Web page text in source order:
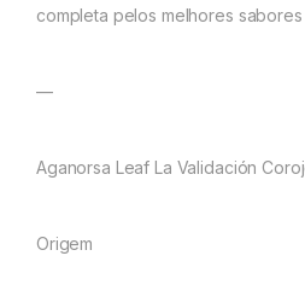
completa pelos melhores
—
Aganorsa Leaf La Validación
Origem